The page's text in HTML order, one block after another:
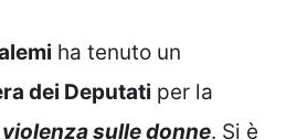
ha tenuto un
dei Deputati per la
sulle donne. Si è